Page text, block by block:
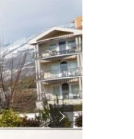
Previous